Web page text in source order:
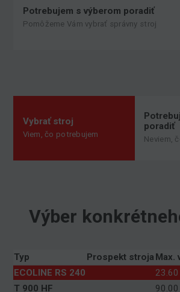
Potrebujem s výberom poradiť
Pomôžeme Vám vybrať správny stroj
Vybrať stroj
Viem, čo potrebujem
poradiť
Neviem,
Výber
Typ Prospekt stroja Max.
ECOLINE RS 240
T 900 HF